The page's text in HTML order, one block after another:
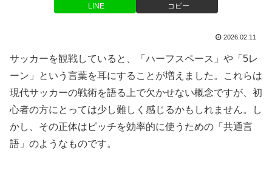
LINE コピー
2026.02.11
サッカーを観戦していると、「ハーフスペース」や「5レ
ーン」という言葉を耳にすることが増えました。これらは
現代サッカーの戦術を語る上で欠かせない概念ですが、初
心者の方にとっては少し難しく感じるかもしれません。し
かし、その正体はピッチを効率的に使うための「共通言
語」のようなものです。